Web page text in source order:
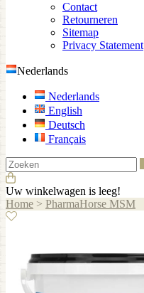
Contact
Retourneren
Sitemap
Privacy Statement
Nederlands
Nederlands
English
Deutsch
Français
Uw winkelwagen is leeg!
Home > PharmaHorse MSM